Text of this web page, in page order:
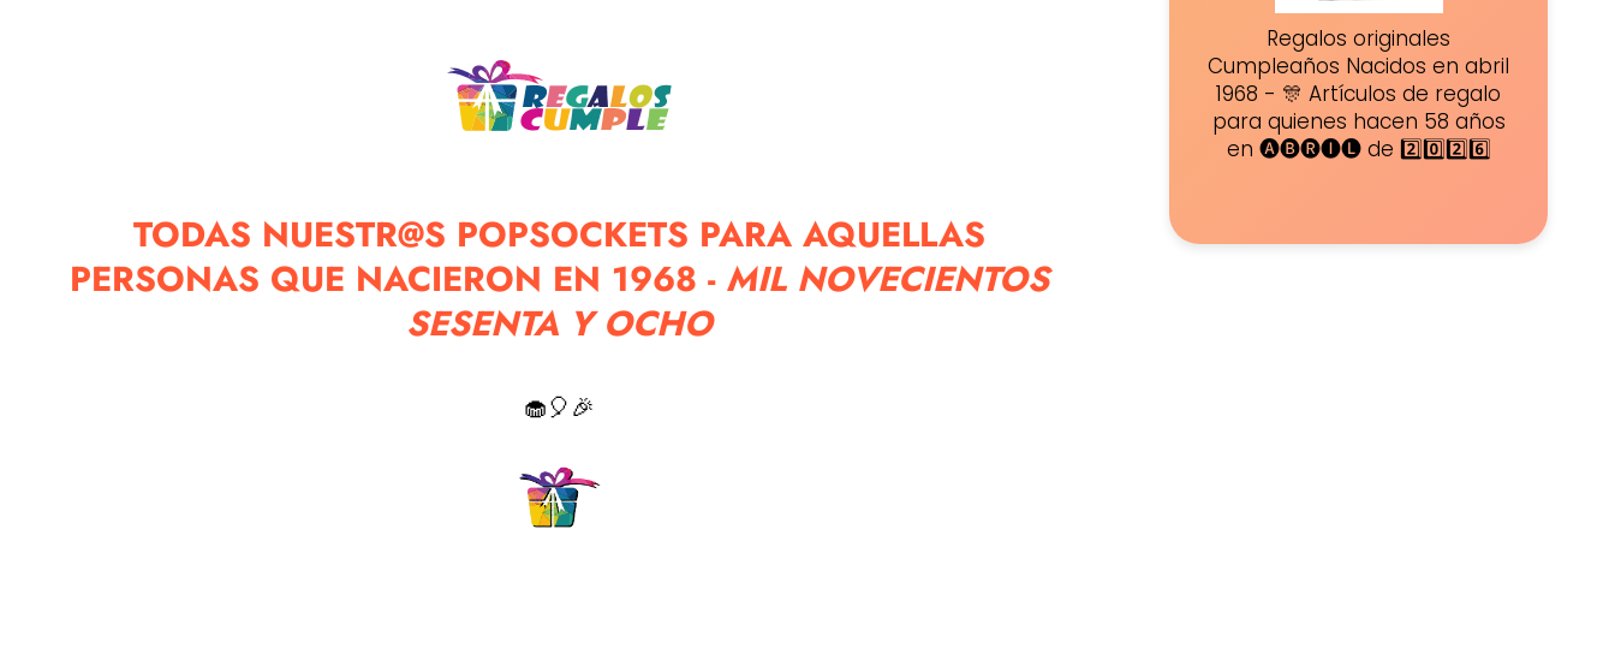
TODAS NUESTR@S POPSOCKETS PARA AQUELLAS
PERSONAS QUE NACIERON EN 1968 - MIL NOVECIENTOS
SESENTA Y OCHO
🧁🎈🎉
Regalos originales
Cumpleaños Nacidos en abril
1968 - 🎊 Artículos de regalo
para quienes hacen 58 años
en 🅐🅑🅡🅘🅛 de 2️⃣0️⃣2️⃣6️⃣